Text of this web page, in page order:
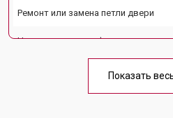
Ремонт или замена петли двери
Чистка заливного фильтра-сеточки
Ремонт стакана моечного бака
Показать